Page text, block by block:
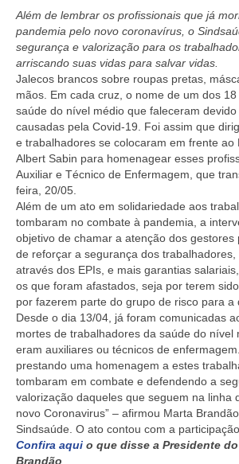
Além de lembrar os profissionais que já
pandemia pelo novo coronavírus, o
segurança e valorização para os
arriscando suas vidas para salvar vidas.
Jalecos brancos sobre roupas pretas,
mãos. Em cada cruz, o nome de um dos
saúde do nível médio que faleceram
causadas pela Covid-19. Foi assim que
e trabalhadores se colocaram em frente ao
Albert Sabin para homenagear esses
Auxiliar e Técnico de Enfermagem, que
feira, 20/05.
Além de um ato em solidariedade aos
tombaram no combate à pandemia, a
objetivo de chamar a atenção dos gestores
de reforçar a segurança dos
através dos EPIs, e mais garantias
os que foram afastados, seja por terem
por fazerem parte do grupo de risco para a
Desde o dia 13/04, já foram comunicadas
mortes de trabalhadores da saúde do nível
eram auxiliares ou técnicos de
prestando uma homenagem a estes
tombaram em combate e defendendo a
valorização daqueles que seguem na linha
novo Coronavirus” – afirmou Marta
Sindsaúde. O ato contou com a
Confira aqui o que disse a Presidente
Brandão